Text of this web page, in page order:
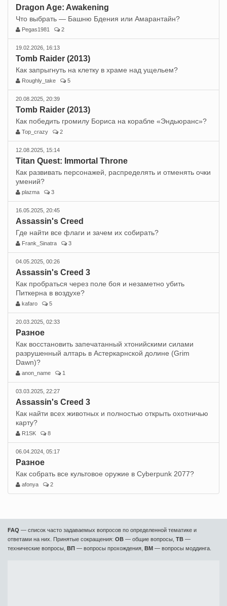
Dragon Age: Awakening
Что выбрать — Башню Бдения или Амарантайн?
Pegas1981 2
19.02.2026, 16:13
Tomb Raider (2013)
Как запрыгнуть на клетку в храме над ущельем?
Roughly_take 5
20.08.2025, 20:39
Tomb Raider (2013)
Как победить громилу Бориса на корабле «Эндьюранс»?
Top_crazy 2
12.08.2025, 15:14
Titan Quest: Immortal Throne
Как развивать персонажей, распределять и отменять очки
умений?
plazma 3
16.05.2025, 20:45
Assassin's Creed
Где найти все флаги и зачем их собирать?
Frank_Sinatra 3
04.05.2025, 00:26
Assassin's Creed 3
Как пробраться через поле боя и незаметно убить
Питкерна в воздухе?
kafaro 5
20.03.2025, 02:33
Разное
Как восстановить запечатанный хтонийскими силами
разрушенный алтарь в Астеркарнской долине (Grim
Dawn)?
anon_name 1
03.03.2025, 22:27
Assassin's Creed 3
Как найти всех животных и полностью открыть охотничью
карту?
R1SK 8
06.04.2024, 05:17
Разное
Как собрать все культовое оружие в Cyberpunk 2077?
afonya 2
FAQ — список часто задаваемых вопросов по определенной тематике и
ответами на них. Принятые сокращения: ОВ — общие вопросы, ТВ —
технические вопросы, ВП — вопросы прохождения, ВМ — вопросы моддинга.